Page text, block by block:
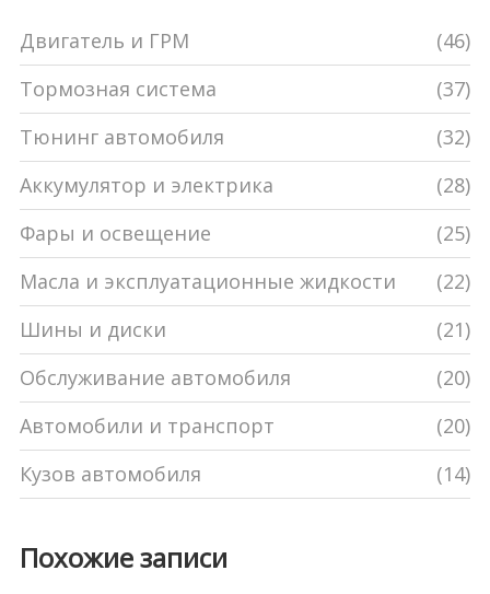
Двигатель и ГРМ
(46)
Тормозная система
(37)
Тюнинг автомобиля
(32)
Аккумулятор и электрика
(28)
Фары и освещение
(25)
Масла и эксплуатационные жидкости
(22)
Шины и диски
(21)
Обслуживание автомобиля
(20)
Автомобили и транспорт
(20)
Кузов автомобиля
(14)
Похожие записи